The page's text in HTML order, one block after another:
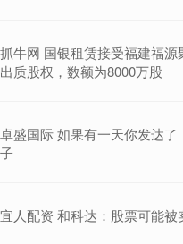
抓牛网 国银租赁接受福建福源
出质股权，数额为8000万股
卓盛国际 如果有一天你发达
子
宜人配资 和科达：股票可能